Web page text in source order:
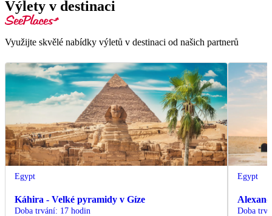
Výlety v destinaci
Využijte skvělé nabídky výletů v destinaci od našich partnerů
Egypt
Káhira - Velké pyramidy v Gíze
Doba trvání: 17 hodin
Egypt
Doba